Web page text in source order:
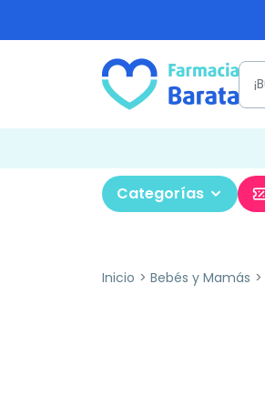
Categorías
Inicio Bebés y Mamás